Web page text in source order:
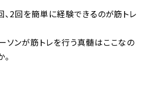
2回を簡単に経験できるのが筋トレ
ソンが筋トレを行う真髄はここなの